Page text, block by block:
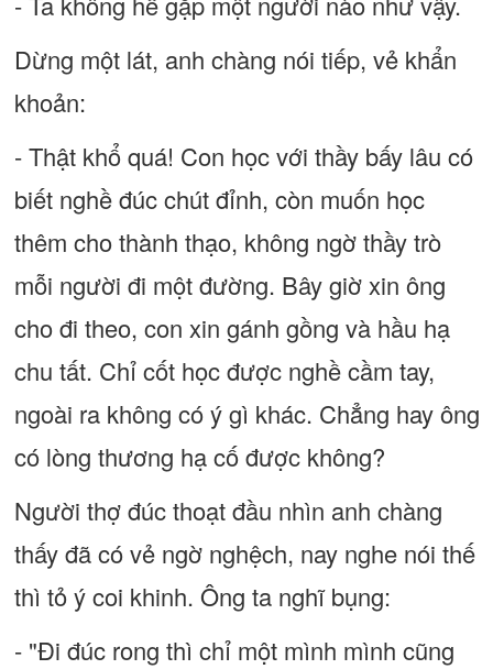
Dừng một lát, anh chàng nói tiếp, vẻ khẩn
khoản:
- Thật khổ quá! Con học với thầy bấy lâu có
biết nghề đúc chút đỉnh, còn muốn học
thêm cho thành thạo, không ngờ thầy trò
mỗi người đi một đường. Bây giờ xin ông
cho đi theo, con xin gánh gồng và hầu hạ
chu tất. Chỉ cốt học được nghề cầm tay,
ngoài ra không có ý gì khác. Chẳng hay ông
có lòng thương hạ cố được không?
Người thợ đúc thoạt đầu nhìn anh chàng
thấy đã có vẻ ngờ nghệch, nay nghe nói thế
thì tỏ ý coi khinh. Ông ta nghĩ bụng:
- "Đi đúc rong thì chỉ một mình mình cũng